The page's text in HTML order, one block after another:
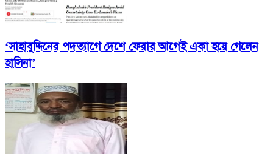
‘সাহাবুদ্দিনের পদত্যাগে দেশে ফেরার আগেই একা হয়ে গেলেন
হাসিনা’